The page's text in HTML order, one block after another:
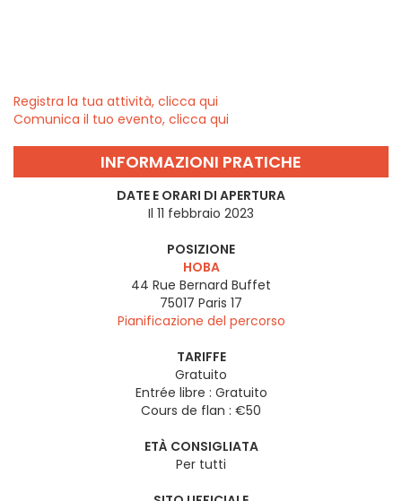
Registra la tua attività, clicca qui
Comunica il tuo evento, clicca qui
INFORMAZIONI PRATICHE
DATE E ORARI DI APERTURA
Il 11 febbraio 2023
POSIZIONE
HOBA
44 Rue Bernard Buffet
75017 Paris 17
Pianificazione del percorso
TARIFFE
Gratuito
Entrée libre : Gratuito
Cours de flan : €50
ETÀ CONSIGLIATA
Per tutti